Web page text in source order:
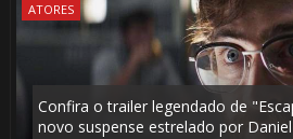
ATORES
Confira o trailer legendado de
novo suspense estrelado por
8️⃣